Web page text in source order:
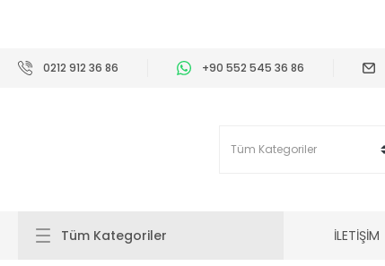
0212 912 36 86 +90 552 545 36 86
Tüm Kategoriler İLETİŞİM